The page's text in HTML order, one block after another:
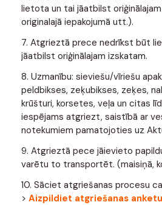
lietota un tai jāatbilst
originalajā iepakojumā utt.).
7. Atgrieztā prece nedrīkst būt
jāatbilst oriģinālajam izskatam.
8. Uzmanību: sieviešu/vīriešu
peldbikses, zeķubikses, zeķes,
krūšturi, korsetes, veļa un citas
iespējams atgriezt, saistībā ar
notekumiem pamatojoties uz
9. Atgrieztā pece jāievieto
varētu to transportēt. (maisiņā,
10. Sāciet atgriešanas procesu
> Aizpildiet atgriešanas